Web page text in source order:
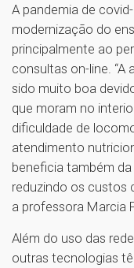
A pandemia de
modernização do
principalmente ao
consultas on-line.
sido muito boa
que moram no
dificuldade de
atendimento
beneficia também
reduzindo os custos
a professora Marcia
Além do uso das
outras tecnologias